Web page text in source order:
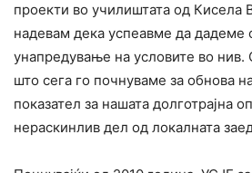
проекти во училиштата од Кисела
надевам дека успеавме да дадеме
унапредување на условите во нив.
што сега го почнуваме за обнова
показател за нашата долготрајна
нераскинлив дел од локалната